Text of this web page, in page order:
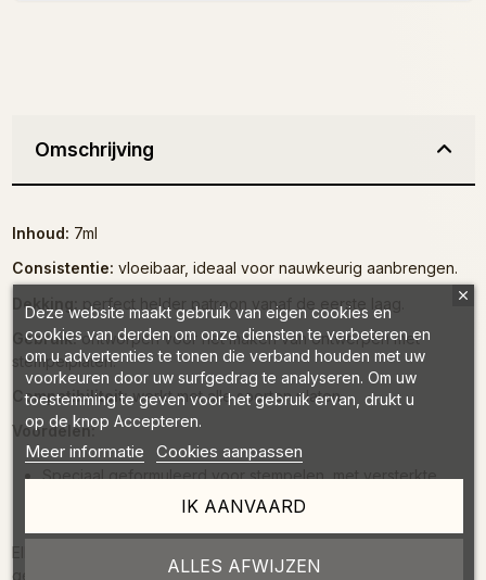
Omschrijving
Inhoud: 7ml
Consistentie: vloeibaar, ideaal voor nauwkeurig aanbrengen.
Dekking:
perfect helder patroon vanaf de eerste laag.
Gebruik:ontworpen voor het maken van ontwerpen met
stempelplaten.
Compatibiliteit:werkt met alle soorten platen.
Voordelen:
Speciaal geformuleerd voor stempelen, met versterkte
Elk flesje bevat een mengbolletje. Goed schudden voor elk
Deze website maakt gebruik van eigen cookies en
cookies van derden om onze diensten te verbeteren en
om u advertenties te tonen die verband houden met uw
voorkeuren door uw surfgedrag te analyseren. Om uw
toestemming te geven voor het gebruik ervan, drukt u
op de knop Accepteren.
Meer informatie Cookies aanpassen
ALLES AFWIJZEN
IK AANVAARD